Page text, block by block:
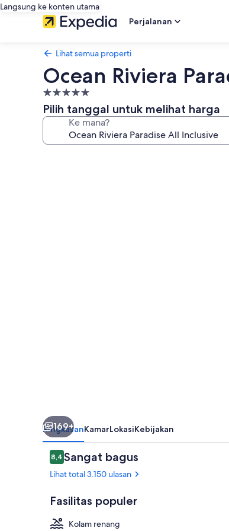
Langsung ke konten utama
Perjalanan
Lihat semua properti
Ocean Riviera
Properti
bintang
5.0
Pilih tanggal untuk melihat harga
Ke mana?
169+
RingkasanKamarLokasiKebijakan
Ulasan
8,48,4 dari 10
Sangat bagus
Lihat total 3.150 ulasan
Fasilitas populer
Kolam renang